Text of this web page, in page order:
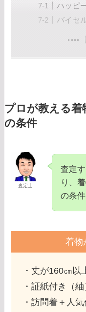
ハッピ
バイセ
プロが教える
の条件
査定士
査定
り、
の条
着物
・丈が160㎝以
・証紙付き（紬
・訪問着＋人